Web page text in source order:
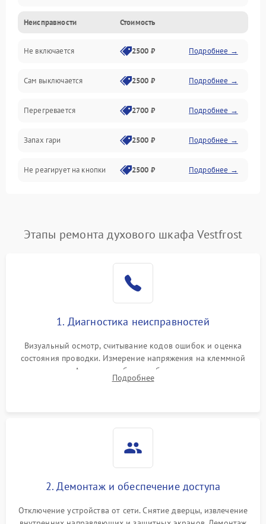
Неисправности Стоимость
Не включается 2500 ₽ Подробнее →
Сам выключается 2500 ₽ Подробнее →
Перегревается 2700 ₽ Подробнее →
Запах гари 2500 ₽ Подробнее →
Не реагирует на кнопки 2500 ₽ Подробнее →
Этапы ремонта духового шкафа Vestfrost
1. Диагностика неисправностей
Визуальный осмотр, считывание кодов ошибок и оценка
состояния проводки. Измерение напряжения на клеммной
колодке. Анализ жалоб на проблемы с нагревом,
конвекцией, панелью управления или блокировкой дверцы.
Подробнее
2. Демонтаж и обеспечение доступа
Отключение устройства от сети. Снятие дверцы, извлечение